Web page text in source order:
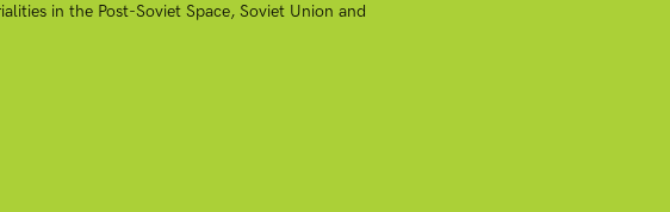
in the Post-Soviet Space, Soviet Union and